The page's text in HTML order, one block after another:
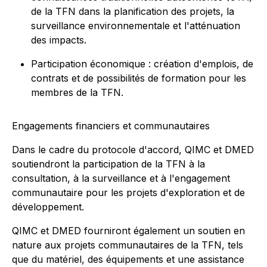
de la TFN dans la planification des projets, la
surveillance environnementale et l'atténuation
des impacts.
Participation économique : création d'emplois, de
contrats et de possibilités de formation pour les
membres de la TFN.
Engagements financiers et communautaires
Dans le cadre du protocole d'accord, QIMC et DMED
soutiendront la participation de la TFN à la
consultation, à la surveillance et à l'engagement
communautaire pour les projets d'exploration et de
développement.
QIMC et DMED fourniront également un soutien en
nature aux projets communautaires de la TFN, tels
que du matériel, des équipements et une assistance